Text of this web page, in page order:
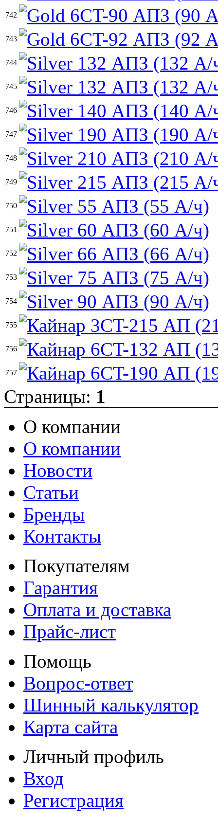
742
743
744
745
746
747
748
749
750
751
752
753
754
755
756
757
Страницы: 1
О компании
О компании
Новости
Статьи
Бренды
Контакты
Покупателям
Гарантия
Оплата и доставка
Прайс-лист
Помощь
Вопрос-ответ
Шинный калькулятор
Карта сайта
Личный профиль
Вход
Регистрация